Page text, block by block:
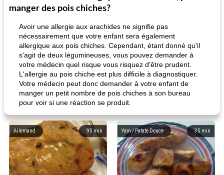
manger des pois chiches?
Avoir une allergie aux arachides ne signifie pas
nécessairement que votre enfant sera également
allergique aux pois chiches. Cependant, étant donné qu'il
s'agit de deux légumineuses, vous pouvez demander à
votre médecin quel risque vous risquez d'être prudent.
L'allergie au pois chiche est plus difficile à diagnostiquer.
Votre médecin peut donc demander à votre enfant de
manger un petit nombre de pois chiches à son bureau
pour voir si une réaction se produit.
95 min
Allemand 35 min
Yam / Patate Douce